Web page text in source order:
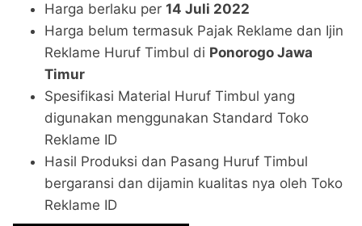
Harga berlaku per 14 Juli 2022
Harga belum termasuk Pajak Reklame dan Ijin
Reklame Huruf Timbul di Ponorogo Jawa
Timur
Spesifikasi Material Huruf Timbul yang
digunakan menggunakan Standard Toko
Reklame ID
Hasil Produksi dan Pasang Huruf Timbul
bergaransi dan dijamin kualitas nya oleh Toko
Reklame ID